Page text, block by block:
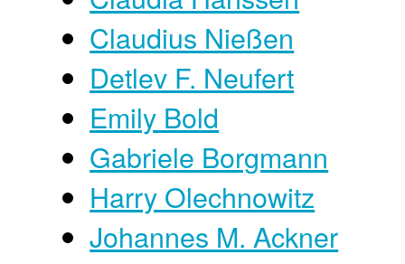
Claudius Nießen
Detlev F. Neufert
Emily Bold
Gabriele Borgmann
Harry Olechnowitz
Johannes M. Ackner